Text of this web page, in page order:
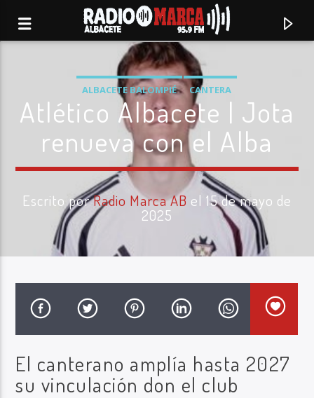
Radio Marca
Albacete
ALBACETE BALOMPIÉ CANTERA
Atlético Albacete | Jota
renueva con el Alba
Escrito porRadio Marca AB el 15 de mayo de
2025
El canterano amplía hasta 2027
su vinculación don el club